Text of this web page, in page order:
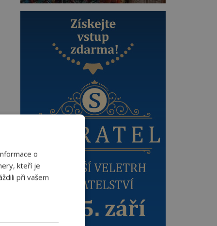
o
kteří je
při vašem